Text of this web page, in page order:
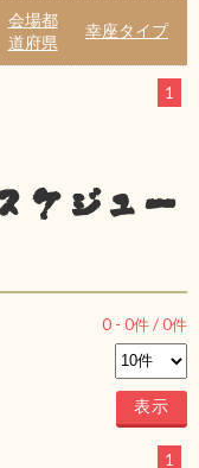
会場都
道府県
幸座タイプ
1
ケジュー
0 - 0件 /0件
1